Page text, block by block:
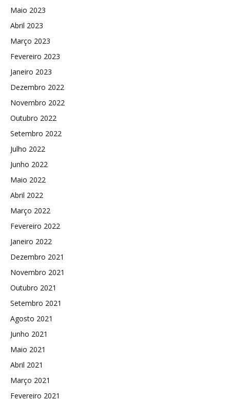
Maio 2023
Abril 2023
Março 2023
Fevereiro 2023
Janeiro 2023
Dezembro 2022
Novembro 2022
Outubro 2022
Setembro 2022
Julho 2022
Junho 2022
Maio 2022
Abril 2022
Março 2022
Fevereiro 2022
Janeiro 2022
Dezembro 2021
Novembro 2021
Outubro 2021
Setembro 2021
Agosto 2021
Junho 2021
Maio 2021
Abril 2021
Março 2021
Fevereiro 2021